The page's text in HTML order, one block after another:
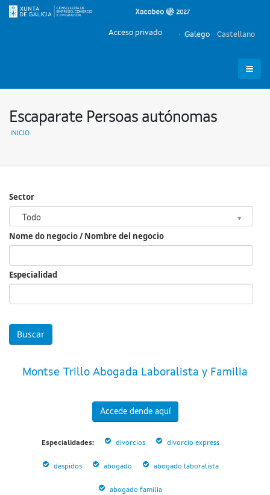
Galego Castellano
Acceso privado
Escaparate Persoas autónomas
INICIO
Sector
Todo
Sector
Nome do negocio / Nombre del negocio
Especialidad
Montse Trillo Abogada Laboralista y Familia
Accede dende aquí
Especialidades: divorcios divorcio express
despidos abogado abogado laboralista
abogado familia